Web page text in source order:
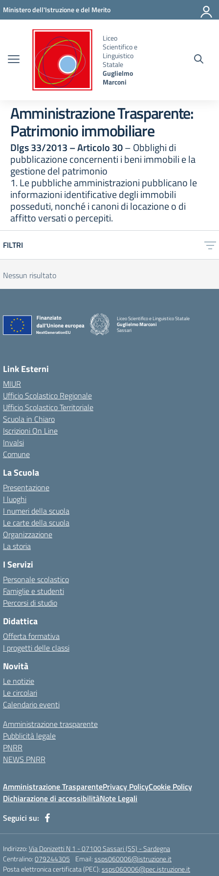
Vai ai contenuti
Vai al menu di navigazione
Vai al footer
Ministero dell'Istruzione e del Merito
Liceo
Scientifico e
Linguistico
Statale
Guglielmo
Marconi
Amministrazione Trasparente:
Patrimonio immobiliare
Dlgs 33/2013 – Articolo 30– Obblighi di
pubblicazione concernenti i beni immobili e la
gestione del patrimonio
1. Le pubbliche amministrazioni pubblicano le
informazioni identificative degli immobili
posseduti, nonché i canoni di locazione o di
affitto versati o percepiti.
FILTRI
Nessun risultato
Liceo Scientifico e Linguistico Statale
Guglielmo Marconi
Sassari
Link Esterni
MIUR
Ufficio Scolastico Regionale
Ufficio Scolastico Territoriale
Scuola in Chiaro
Iscrizioni On Line
Invalsi
Comune
La Scuola
Presentazione
I luoghi
I numeri della scuola
Le carte della scuola
Organizzazione
La storia
I Servizi
Personale scolastico
Famiglie e studenti
Percorsi di studio
Didattica
Offerta formativa
I progetti delle classi
Novità
Le notizie
Le circolari
Calendario eventi
Amministrazione trasparente
Pubblicità legale
PNRR
NEWS PNRR
Amministrazione TrasparentePrivacy PolicyCookie Policy
Dichiarazione di accessibilitàNote Legali
Seguici su:
Indirizzo:Via Donizetti N 1 - 07100 Sassari (SS) - Sardegna
Centralino:079244305 Email:ssps060006@istruzione.it
Posta elettronica certificata (PEC):ssps060006@pec.istruzione.it